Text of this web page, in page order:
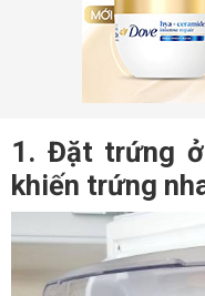
1. Đặt trứng
khiến trứng